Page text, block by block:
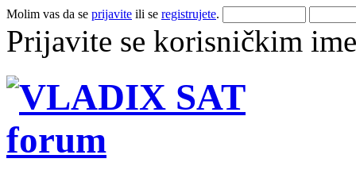
Molim vas da se prijavite ili se registrujete.
Prijavite se korisničkim